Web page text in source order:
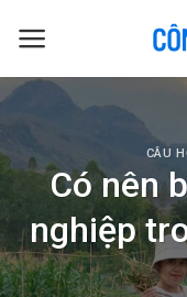
CÂU
Có nên
nghiệp